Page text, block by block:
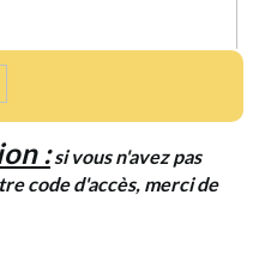
: si vous n'avez pas
code d'accès, merci de